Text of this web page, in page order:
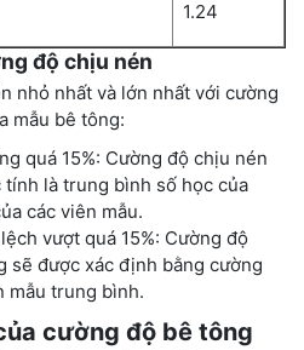
1.24
độ chịu nén
nhỏ nhất và lớn nhất với cường
mẫu bê tông:
quá 15%: Cường độ chịu nén
là trung bình số học của
các viên mẫu.
vượt quá 15%: Cường độ
sẽ được xác định bằng cường
mẫu trung bình.
cường độ bê tông